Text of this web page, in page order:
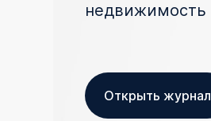
недвижимость
Открыть журнал